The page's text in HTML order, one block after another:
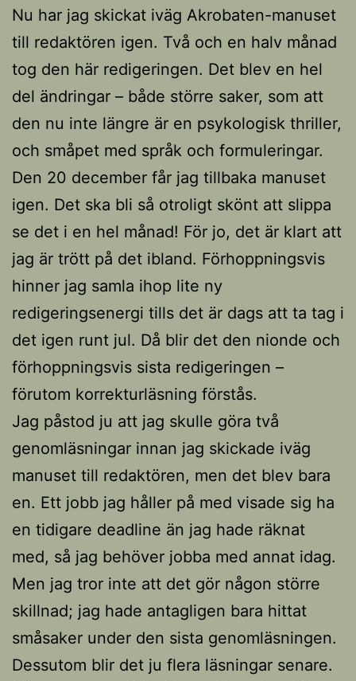
Nu har jag skickat iväg Akrobaten-manuset
till redaktören igen. Två och en halv månad
tog den här redigeringen. Det blev en hel
del ändringar – både större saker, som att
den nu inte längre är en psykologisk thriller,
och småpet med språk och formuleringar.
Den 20 december får jag tillbaka manuset
igen. Det ska bli så otroligt skönt att slippa
se det i en hel månad! För jo, det är klart att
jag är trött på det ibland. Förhoppningsvis
hinner jag samla ihop lite ny
redigeringsenergi tills det är dags att ta tag i
det igen runt jul. Då blir det den nionde och
förhoppningsvis sista redigeringen –
förutom korrekturläsning förstås.
Jag påstod ju att jag skulle göra två
genomläsningar innan jag skickade iväg
manuset till redaktören, men det blev bara
en. Ett jobb jag håller på med visade sig ha
en tidigare deadline än jag hade räknat
med, så jag behöver jobba med annat idag.
Men jag tror inte att det gör någon större
skillnad; jag hade antagligen bara hittat
småsaker under den sista genomläsningen.
Dessutom blir det ju flera läsningar senare.